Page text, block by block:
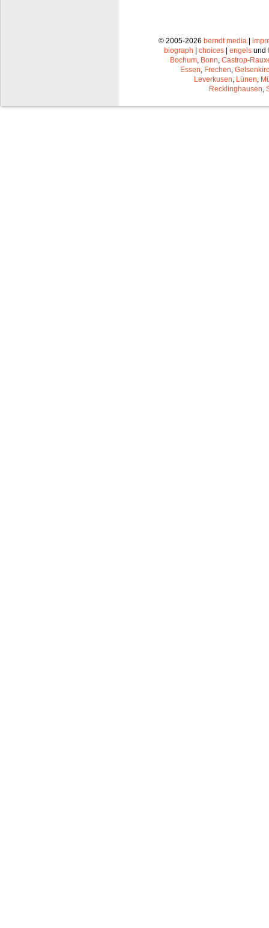
© 2005-2026 berndt media |
biograph | choices | engels und
Bochum Bonn Castrop-
Essen Frechen
Leverkusen Lünen
Recklinghausen